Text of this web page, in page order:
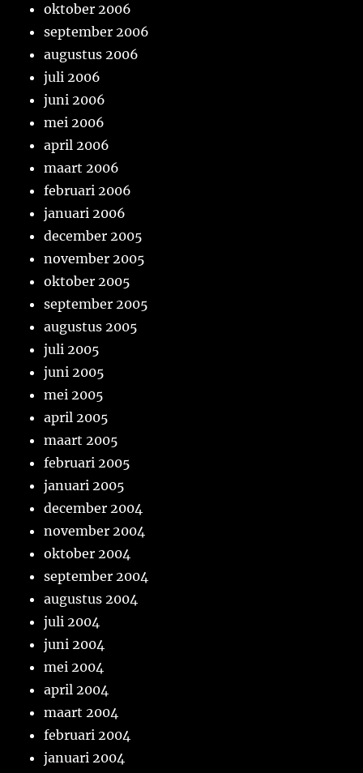
oktober 2006
september 2006
augustus 2006
juli 2006
juni 2006
mei 2006
april 2006
maart 2006
februari 2006
januari 2006
december 2005
november 2005
oktober 2005
september 2005
augustus 2005
juli 2005
juni 2005
mei 2005
april 2005
maart 2005
februari 2005
januari 2005
december 2004
november 2004
oktober 2004
september 2004
augustus 2004
juli 2004
juni 2004
mei 2004
april 2004
maart 2004
februari 2004
januari 2004